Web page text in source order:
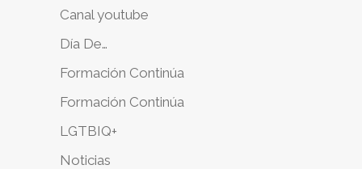
Canal youtube
Día De…
Formación Continúa
Formación Continúa
LGTBIQ+
Noticias